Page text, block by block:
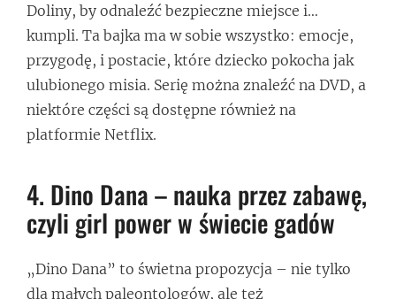
Doliny, by odnaleźć bezpieczne miejsce i…
kumpli. Ta bajka ma w sobie wszystko: emocje,
przygodę, i postacie, które dziecko pokocha jak
ulubionego misia. Serię można znaleźć na DVD, a
niektóre części są dostępne również na
platformie Netflix.
4. Dino Dana – nauka przez zabawę,
czyli girl power w świecie gadów
„Dino Dana” to świetna propozycja – nie tylko
dla małych paleontologów, ale też